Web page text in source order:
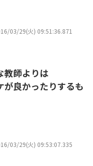
03/29(火) 09:51:36.871
教師よりは
良かったりするも
03/29(火) 09:53:07.335